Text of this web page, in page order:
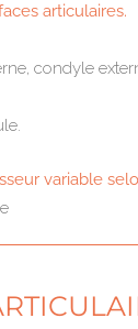
articulaires.
condyle
variable